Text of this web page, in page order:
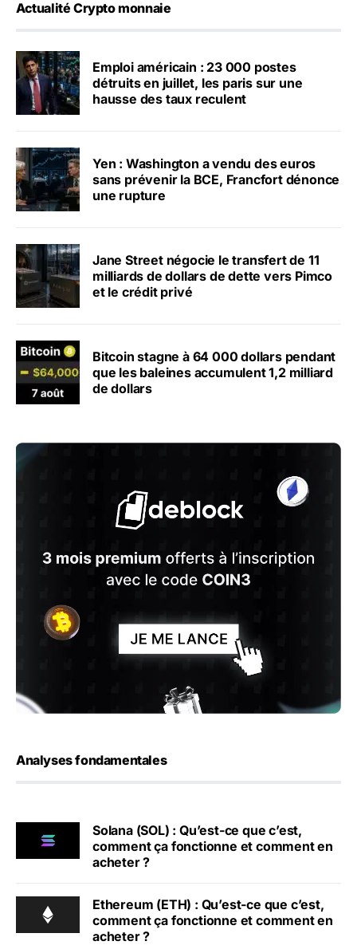
Actualité Crypto monnaie
Emploi américain : 23 000 postes
détruits en juillet, les paris sur une
hausse des taux reculent
Yen : Washington a vendu des euros
sans prévenir la BCE, Francfort dénonce
une rupture
Jane Street négocie le transfert de 11
milliards de dollars de dette vers Pimco
et le crédit privé
Bitcoin stagne à 64 000 dollars pendant
que les baleines accumulent 1,2 milliard
de dollars
Analyses fondamentales
Solana (SOL) : Qu’est-ce que c’est,
comment ça fonctionne et comment en
acheter ?
Ethereum (ETH) : Qu’est-ce que c’est,
comment ça fonctionne et comment en
acheter ?